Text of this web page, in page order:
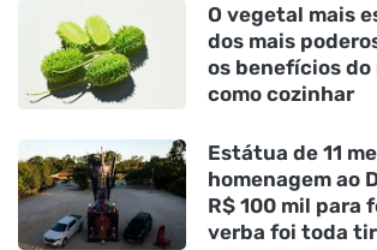
O vegetal mais
dos mais
os benefícios do
como cozinhar
Estátua de 11
homenagem ao
R$ 100 mil para
verba foi toda